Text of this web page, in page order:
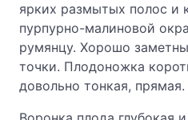
ярких размытых полос и
пурпурно-малиновой
румянцу. Хорошо
точки. Плодоножка
довольно тонкая, прямая.